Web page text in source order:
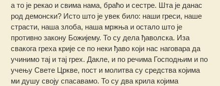
а то је рекао и свима нама, браћо и сестре. Шта је данас
род демонски? Исто што је увек било: наши греси, наше
страсти, наша злоба, наша мржња и остало што је
противно закону Божијему. То су дела ђаволска. Иза
свакога греха крије се по неки ђаво који нас наговара да
учинимо тај и тај грех. Дакле, и по речима Господњим и по
учењу Свете Цркве, пост и молитва су средства којима
ми душу своју спасавамо. То су два крила којима